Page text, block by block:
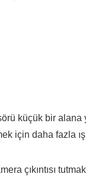
küçük bir alana
için daha fazla
çıkıntısı